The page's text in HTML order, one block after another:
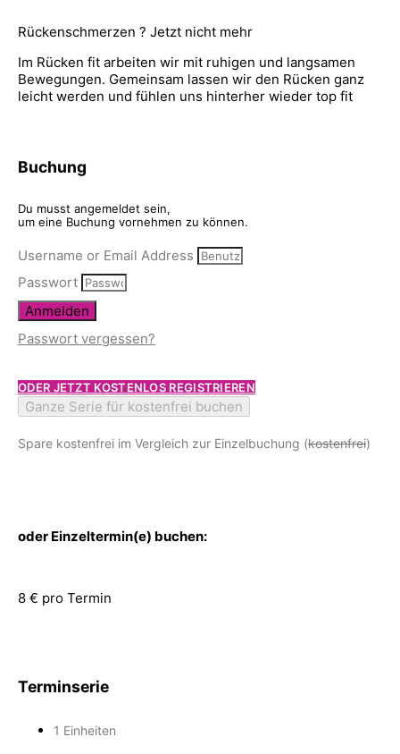
Rückenschmerzen ? Jetzt nicht mehr
Im Rücken fit arbeiten wir mit ruhigen und langsamen
Bewegungen. Gemeinsam lassen wir den Rücken ganz
leicht werden und fühlen uns hinterher wieder top fit
Buchung
Du musst angemeldet sein,
um eine Buchung vornehmen zu können.
Username or Email Address
Passwort
Anmelden
Passwort vergessen?
ODER JETZT KOSTENLOS REGISTRIEREN
Ganze Serie für kostenfrei buchen
Spare kostenfrei im Vergleich zur Einzelbuchung (kostenfrei)
oder Einzeltermin(e) buchen:
8 € pro Termin
Terminserie
1 Einheiten